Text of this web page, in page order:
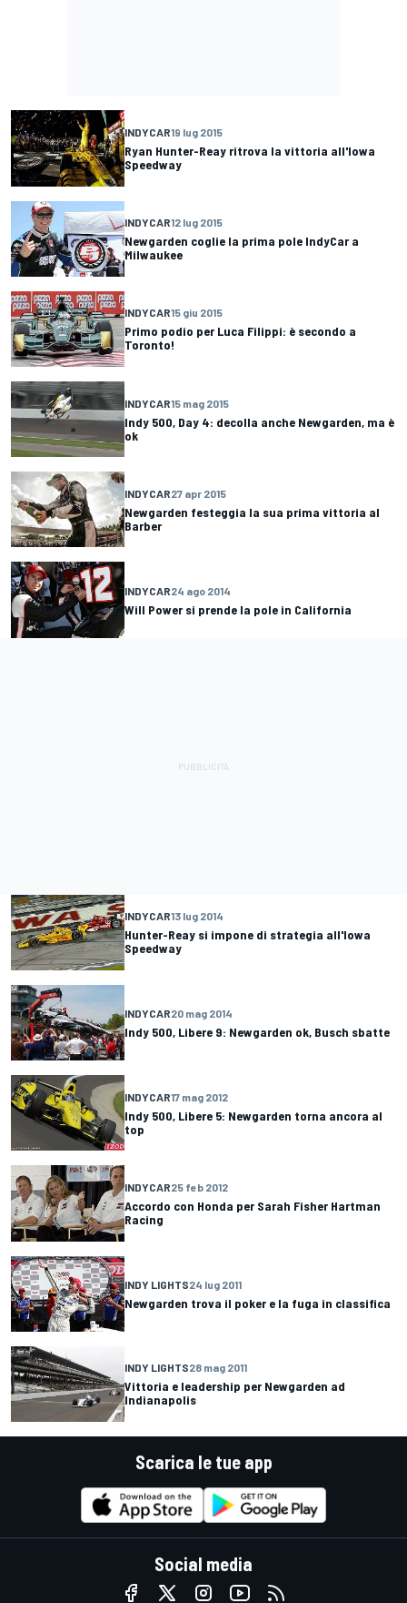
INDYCAR19 lug 2015
Ryan Hunter-Reay ritrova la vittoria all'Iowa
Speedway
INDYCAR12 lug 2015
Newgarden coglie la prima pole IndyCar a
Milwaukee
INDYCAR15 giu 2015
Primo podio per Luca Filippi: è secondo a
Toronto!
INDYCAR15 mag 2015
Indy 500, Day 4: decolla anche Newgarden, ma è
ok
INDYCAR27 apr 2015
Newgarden festeggia la sua prima vittoria al
Barber
INDYCAR24 ago 2014
Will Power si prende la pole in California
INDYCAR13 lug 2014
Hunter-Reay si impone di strategia all'Iowa
Speedway
INDYCAR20 mag 2014
Indy 500, Libere 9: Newgarden ok, Busch sbatte
INDYCAR17 mag 2012
Indy 500, Libere 5: Newgarden torna ancora al
top
INDYCAR25 feb 2012
Accordo con Honda per Sarah Fisher Hartman
Racing
INDY LIGHTS24 lug 2011
Newgarden trova il poker e la fuga in classifica
INDY LIGHTS28 mag 2011
Vittoria e leadership per Newgarden ad
Indianapolis
Scarica le tue app
Social media